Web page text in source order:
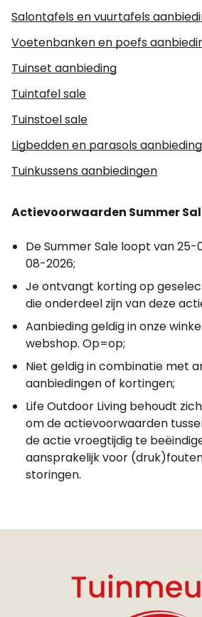
Salontafels en vuurtafels
Voetenbanken en poefs
Tuinset aanbieding
Tuintafel sale
Tuinstoel sale
Ligbedden en parasols
Tuinkussens aanbiedingen
Actievoorwaarden Summer
De Summer Sale loopt van
08-2026;
Je ontvangt korting op
die onderdeel zijn van deze
Aanbieding geldig in onze
webshop. Op=op;
Niet geldig in combinatie met
aanbiedingen of kortingen;
Life Outdoor Living behoudt
om de actievoorwaarden
de actie vroegtijdig te
aansprakelijk voor
storingen.